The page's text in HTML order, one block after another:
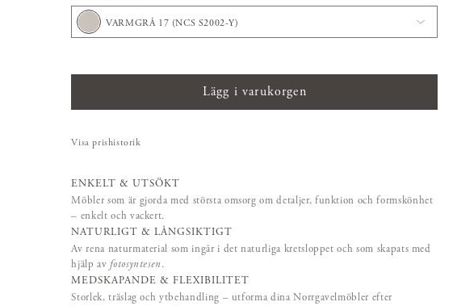
VARMGRÅ 17 (NCS S2002-Y)
Lägg i varukorgen
Visa prishistorik
ENKELT & UTSÖKT
Möbler som är gjorda med största omsorg om detaljer, funktion och formskönhet
– enkelt och vackert.
NATURLIGT & LÅNGSIKTIGT
Av rena naturmaterial som ingår i det naturliga kretsloppet och som skapats med
hjälp avfotosyntesen .
MEDSKAPANDE & FLEXIBILITET
Storlek, träslag och ytbehandling – utforma dina Norrgavelmöbler efter